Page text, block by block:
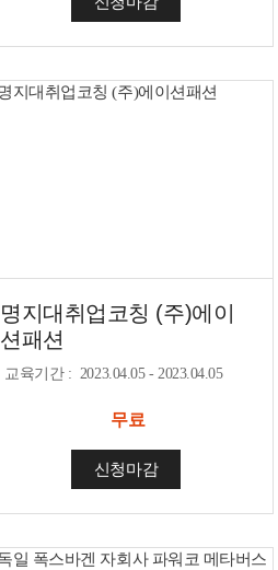
명지대취업코칭 (주)에이
션패션
교육기간: 2023.04.05 - 2023.04.05
무료
신청마감